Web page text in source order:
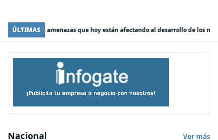
ÚLTIMAS
afectando al desarrollo de los niños en Chile - Empresas:Chile
Nacional Ver más